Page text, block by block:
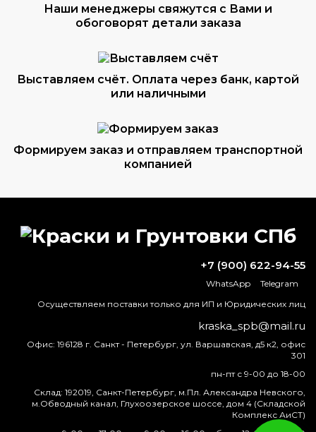
Наши менеджеры свяжутся с Вами и
обоговорят детали заказа
Выставляем счёт. Оплата через банк, картой
или наличными
Формируем заказ и отправляем транспортной
компанией
ВОПРОС-ОТВЕТ
Чем отмывается граффити?
Какая фирма грунтовки лучше?
Что лучше, акрил или полиуретан?
Можно ли использовать ксилол как
+7 (900) 622-94-55
WhatsApp
Telegram
Осуществляем поставки только для ИП и Юридических лиц
kraska_spb@mail.ru
Офис: 196128 г. Санкт - Петербург, ул. Варшавская, д5 к2, офис
301
пн-пт с 9-00 до 18-00
Склад: 192019, Санкт-Петербург, м.Пл. Александра Невского,
м.Обводный канал, Глухоозерское шоссе, дом 4 (Складской
Комплекс АиСТ)